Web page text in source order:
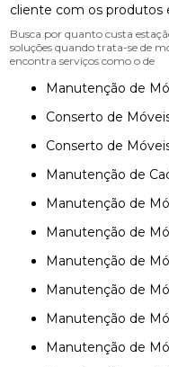
cliente com os produtos
Busca por quanto custa
soluções quando trata-se de
encontra serviços como o de
Manutenção de
Conserto de
Conserto de
Manutenção de
Manutenção de
Manutenção de
Manutenção de
Manutenção de
Manutenção de
Manutenção de